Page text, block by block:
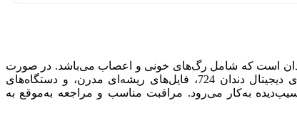
دندان است که شامل رگ‌های خونی و اعصاب می‌باشد. در صورت
آسیب یا عفونت پالپ دندان، درمان سریع و دقیق ضروری است تا از گسترش عفونت جلوگیری شود. استفاده از دستگاه‌های تصویربرداری دیجیتال دندان 724، فایل‌های ریشه‌ای مدرن، و دستگاه‌های
به‌کار می‌رود. مراقبت مناسب و مراجعه به‌موقع به